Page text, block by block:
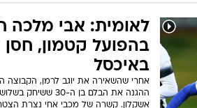
לאומית: אבי מלכה
בהפועל קטמון, חסן
באיכסל
אחרי שהשאירה את יוגב לרמן, הקבוצה
ההגנה את הבלם בן ה-
אשקלון. קשרה של מכבי אחי נצרת